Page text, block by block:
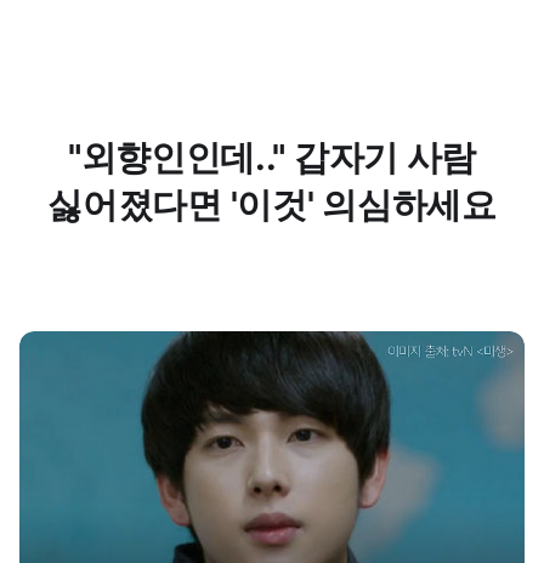
"외향인인데.." 갑자기 사람
싫어졌다면 '이것' 의심하세요